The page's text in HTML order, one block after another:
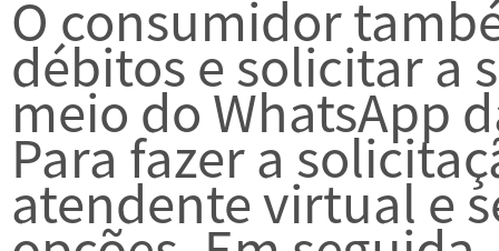
O consumidor
débitos e solicitar a
meio do WhatsApp
Para fazer a
atendente virtual e